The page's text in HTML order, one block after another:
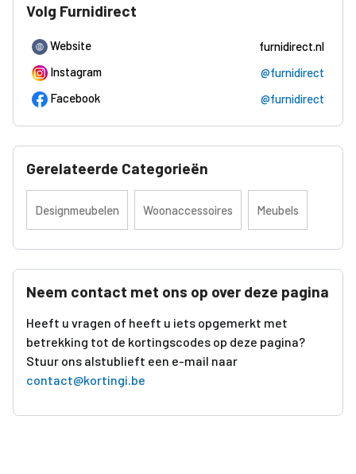
Volg Furnidirect
Website
furnidirect.nl
Instagram
@furnidirect
Facebook
@furnidirect
Gerelateerde Categorieën
Designmeubelen Woonaccessoires Meubels
Neem contact met ons op over deze pagina
Heeft u vragen of heeft u iets opgemerkt met
betrekking tot de kortingscodes op deze pagina?
Stuur ons alstublieft een e-mail naar
contact@kortingi.be